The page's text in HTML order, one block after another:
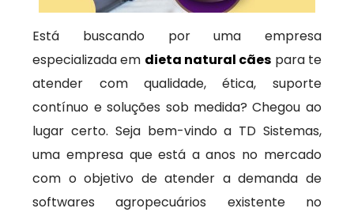
Está buscando por uma empresa
especializada em dieta natural cães para te
atender com qualidade, ética, suporte
contínuo e soluções sob medida? Chegou ao
lugar certo. Seja bem-vindo a TD Sistemas,
uma empresa que está a anos no mercado
com o objetivo de atender a demanda de
softwares agropecuários existente no